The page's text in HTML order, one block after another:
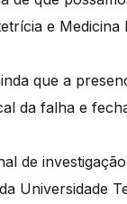
e
que a
da falha e
de
Universidade